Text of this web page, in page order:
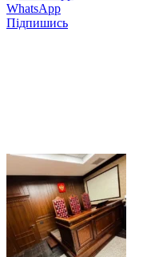
WhatsApp
Підпишись